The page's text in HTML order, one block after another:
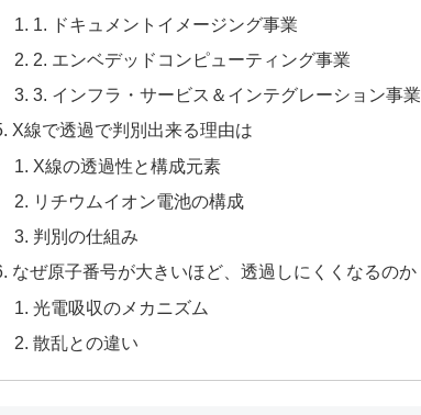
1. ドキュメントイメージング事業
2. エンベデッドコンピューティング事業
3. インフラ・サービス＆インテグレーション事業
X線で透過で判別出来る理由は
X線の透過性と構成元素
リチウムイオン電池の構成
判別の仕組み
なぜ原子番号が大きいほど、透過しにくくなるのか
光電吸収のメカニズム
散乱との違い